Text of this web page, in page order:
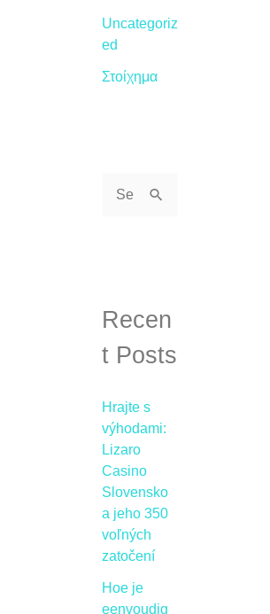
Uncategoriz
ed
Στοίχημα
c
o
r
:
Recen
t Posts
Hrajte s
výhodami:
Lizaro
Casino
Slovensko
a jeho 350
voľných
zatočení
Hoe je
eenvoudig